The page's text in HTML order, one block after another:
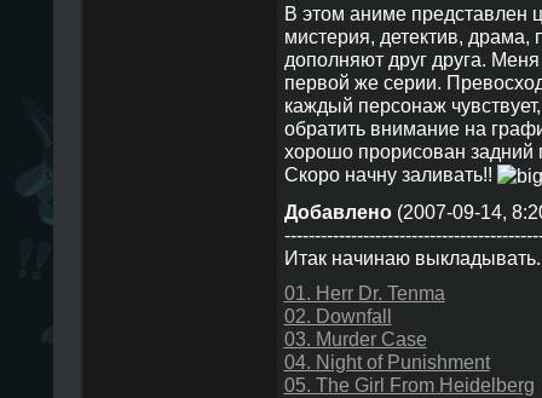
В этом аниме представлен
мистерия, детектив, драма,
дополняют друг друга.
первой же серии.
каждый персонаж
обратить внимание на
хорошо прорисован задний
Скоро начну заливать!!
Добавлено(2007-09-14,
Итак начинаю выкладывать.
01. Herr Dr. Tenma
02. Downfall
03. Murder Case
04. Night of Punishment
05. The Girl From Heidelberg